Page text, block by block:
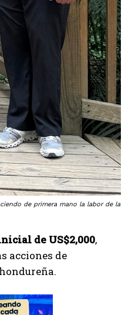
de primera mano la labor de la
de US$2,000,
acciones de